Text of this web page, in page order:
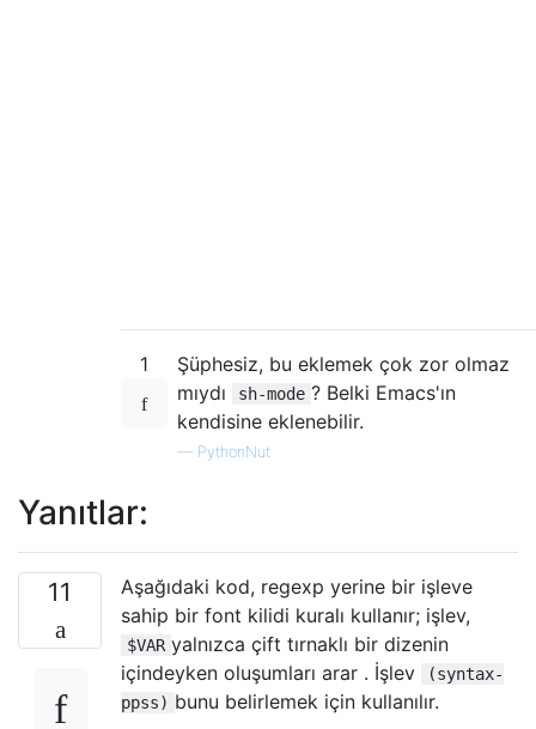
1
Şüphesiz, bu eklemek çok zor olmaz
mıydı
sh-mode ? Belki Emacs'ın
kendisine eklenebilir.
— PythonNut
Yanıtlar:
11
Aşağıdaki kod, regexp yerine bir işleve
sahip bir font kilidi kuralı kullanır; işlev,
$VAR yalnızca çift tırnaklı bir dizenin
içindeyken oluşumları arar . İşlev
(syntax-
ppss) bunu belirlemek için kullanılır.